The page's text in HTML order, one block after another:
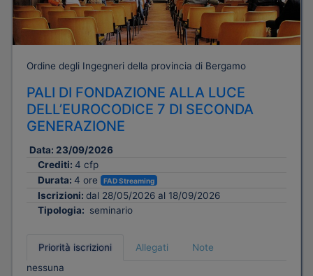
Ordine degli Ingegneri della provincia di Bergamo
PALI DI FONDAZIONE ALLA LUCE
DELL’EUROCODICE 7 DI SECONDA
GENERAZIONE
Data: 23/09/2026
Crediti: 4 cfp
Durata: 4 ore FAD Streaming
Iscrizioni: dal 28/05/2026 al 18/09/2026
Tipologia: seminario
Priorità iscrizioni Allegati
Note
nessuna